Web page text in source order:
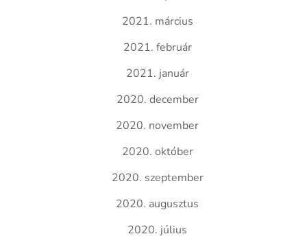
2021. március
2021. február
2021. január
2020. december
2020. november
2020. október
2020. szeptember
2020. augusztus
2020. július